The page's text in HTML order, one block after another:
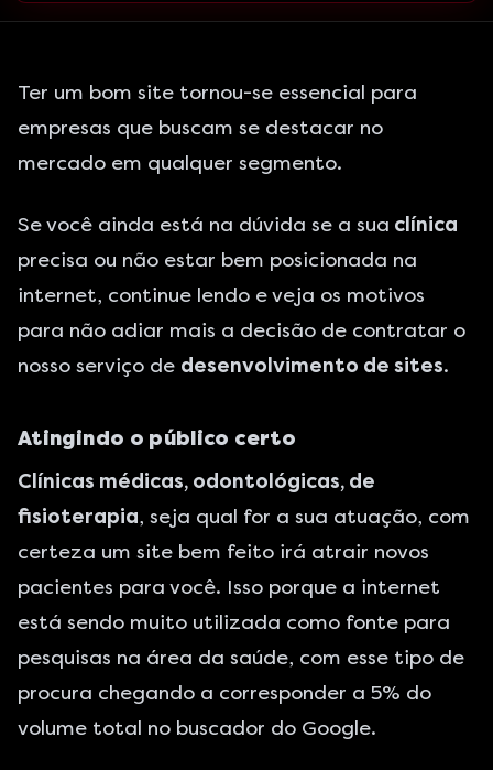
Ter um bom site tornou-se essencial para
empresas que buscam se destacar no
mercado em qualquer segmento.
Se você ainda está na dúvida se a sua clínica
precisa ou não estar bem posicionada na
internet, continue lendo e veja os motivos
para não adiar mais a decisão de contratar o
nosso serviço de desenvolvimento de sites.
Atingindo o público certo
Clínicas médicas, odontológicas, de
fisioterapia, seja qual for a sua atuação, com
certeza um site bem feito irá atrair novos
pacientes para você. Isso porque a internet
está sendo muito utilizada como fonte para
pesquisas na área da saúde, com esse tipo de
procura chegando a corresponder a 5% do
volume total no buscador do Google.